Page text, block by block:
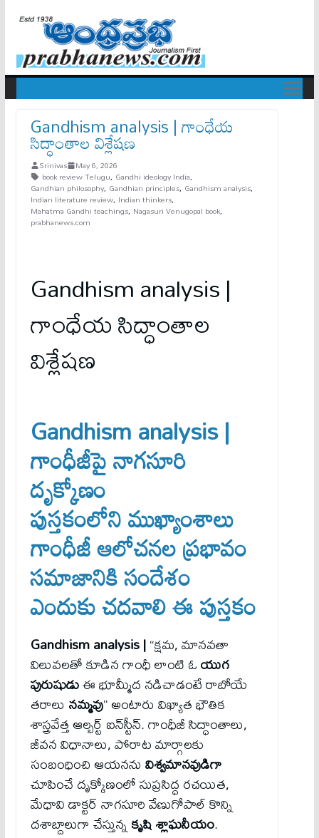
Gandhism analysis | గాంధేయ
సిద్ధాంతాల విశ్లేషణ
Srinivas May 6, 2026
book review Telugu, Gandhi ideology India,
Gandhian philosophy, Gandhian principles, Gandhism analysis,
Indian literature review, Indian thinkers,
Mahatma Gandhi teachings, Nagasuri Venugopal book,
prabhanews.com
Gandhism analysis |
గాంధేయ సిద్ధాంతాల
విశ్లేషణ
Gandhism analysis |
గాంధీజీపై నాగసూరి
దృక్కోణం
పుస్తకంలోని ముఖ్యాంశాలు
గాంధీజీ ఆలోచనల ప్రభావం
సమాజానికి సందేశం
ఎందుకు చదవాలి ఈ పుస్తకం
Gandhism analysis |“క్షమ, మానవతా
విలువలతో కూడిన గాంధీ లాంటి ఓయుగ
పురుషుడుఈ భూమ్మీద నడిచాడంటే రాబోయే
తరాలు నమ్మవు” అంటారు విఖ్యాత భౌతిక
శాస్త్రవేత్త ఆల్బర్ట్ ఐన్‌స్టీన్. గాంధీజీ సిద్ధాంతాలు,
జీవన విధానాలు, పోరాట మార్గాలకు
సంబంధించి ఆయననువిశ్వమానవుడిగా
చూపించే దృక్కోణంలో సుప్రసిద్ధ రచయిత,
మేధావి డాక్టర్ నాగసూరి వేణుగోపాల్ కొన్ని
దశాబ్దాలుగా చేస్తున్నకృషి శ్లాఘనీయం.